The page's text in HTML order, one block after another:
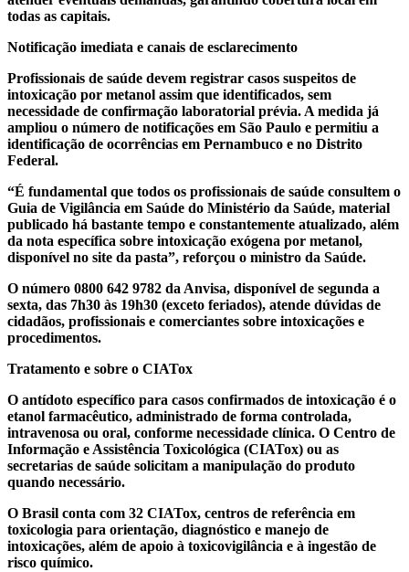
todas as capitais.
Notificação imediata e canais de esclarecimento
Profissionais de saúde devem registrar casos suspeitos de
intoxicação por metanol assim que identificados, sem
necessidade de confirmação laboratorial prévia. A medida já
ampliou o número de notificações em São Paulo e permitiu a
identificação de ocorrências em Pernambuco e no Distrito
Federal.
“É fundamental que todos os profissionais de saúde consultem o
Guia de Vigilância em Saúde do Ministério da Saúde, material
publicado há bastante tempo e constantemente atualizado, além
da nota específica sobre intoxicação exógena por metanol,
disponível no site da pasta”, reforçou o ministro da Saúde.
O número 0800 642 9782 da Anvisa, disponível de segunda a
sexta, das 7h30 às 19h30 (exceto feriados), atende dúvidas de
cidadãos, profissionais e comerciantes sobre intoxicações e
procedimentos.
Tratamento e sobre o CIATox
O antídoto específico para casos confirmados de intoxicação é o
etanol farmacêutico, administrado de forma controlada,
intravenosa ou oral, conforme necessidade clínica. O Centro de
Informação e Assistência Toxicológica (CIATox) ou as
secretarias de saúde solicitam a manipulação do produto
quando necessário.
O Brasil conta com 32 CIATox, centros de referência em
toxicologia para orientação, diagnóstico e manejo de
intoxicações, além de apoio à toxicovigilância e à ingestão de
risco químico.